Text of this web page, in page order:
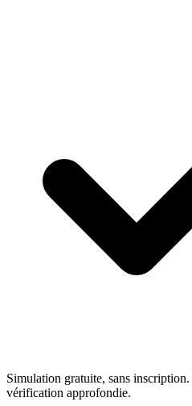
Simulation gratuite, sans inscription.
vérification approfondie.